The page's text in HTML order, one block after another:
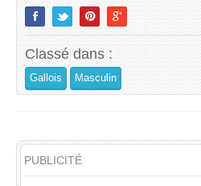
Classé dans :
Gallois Masculin
PUBLICITÉ